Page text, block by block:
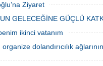
400
Ziyaret
GELECEĞİNE GÜÇLÜ
ikinci vatanım
dolandırıcılık